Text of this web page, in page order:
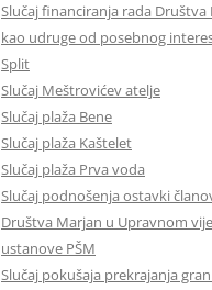
Slučaj financiranja rada Društva
kao udruge od posebnog
Split
Slučaj Meštrovićev atelje
Slučaj plaža Bene
Slučaj plaža Kaštelet
Slučaj plaža Prva voda
Slučaj podnošenja ostavki
Društva Marjan u Upravnom
ustanove PŠM
Slučaj pokušaja prekrajanja